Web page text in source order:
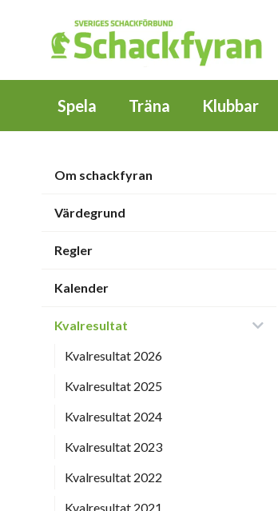
Spela Träna Klubbar
Om schackfyran
Värdegrund
Regler
Kalender
Kvalresultat
Kvalresultat 2026
Kvalresultat 2025
Kvalresultat 2024
Kvalresultat 2023
Kvalresultat 2022
Kvalresultat 2021